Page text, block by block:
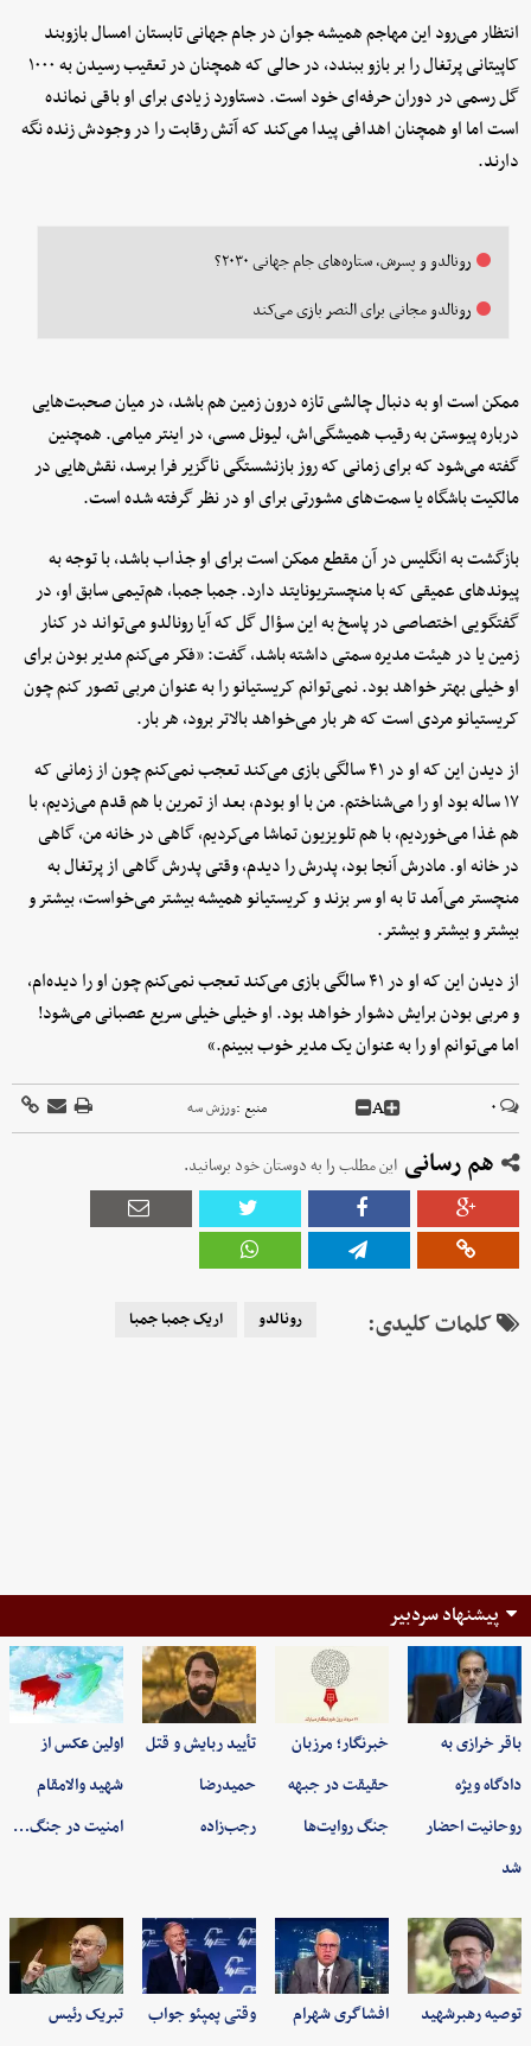
انتظار می‌رود این مهاجم همیشه‌ جوان در جام جهانی تابستان امسال بازوبند
کاپیتانی پرتغال را بر بازو ببندد، در حالی که همچنان در تعقیب رسیدن به ۱۰۰۰
گل رسمی در دوران حرفه‌ای خود است. دستاورد زیادی برای او باقی نمانده
است اما او همچنان اهدافی پیدا می‌کند که آتش رقابت را در وجودش زنده نگه
دارند.
رونالدو و پسرش، ستاره‌های جام جهانی ۲۰۳۰؟
رونالدو مجانی برای النصر بازی می‌کند
ممکن است او به دنبال چالشی تازه درون زمین هم باشد، در میان صحبت‌هایی
درباره پیوستن به رقیب همیشگی‌اش، لیونل مسی، در اینتر میامی. همچنین
گفته می‌شود که برای زمانی که روز بازنشستگی ناگزیر فرا برسد، نقش‌هایی در
مالکیت باشگاه یا سمت‌های مشورتی برای او در نظر گرفته شده است.
بازگشت به انگلیس در آن مقطع ممکن است برای او جذاب باشد، با توجه به
پیوندهای عمیقی که با منچستریونایتد دارد. جمبا جمبا، هم‌تیمی سابق او، در
گفتگویی اختصاصی در پاسخ به این سؤال گل که آیا رونالدو می‌تواند در کنار
زمین یا در هیئت‌ مدیره سمتی داشته باشد، گفت: «فکر می‌کنم مدیر بودن برای
او خیلی بهتر خواهد بود. نمی‌توانم کریستیانو را به‌ عنوان مربی تصور کنم چون
کریستیانو مردی است که هر بار می‌خواهد بالاتر برود، هر بار.
از دیدن این که او در ۴۱ سالگی بازی می‌کند تعجب نمی‌کنم چون از زمانی که
۱۷ ساله بود او را می‌شناختم. من با او بودم، بعد از تمرین با هم قدم می‌زدیم، با
هم غذا می‌خوردیم، با هم تلویزیون تماشا می‌کردیم، گاهی در خانه من، گاهی
در خانه او. مادرش آنجا بود، پدرش را دیدم، وقتی پدرش گاهی از پرتغال به
منچستر می‌آمد تا به او سر بزند و کریستیانو همیشه بیشتر می‌خواست، بیشتر و
بیشتر و بیشتر و بیشتر.
از دیدن این که او در ۴۱ سالگی بازی می‌کند تعجب نمی‌کنم چون او را دیده‌ام،
و مربی بودن برایش دشوار خواهد بود. او خیلی خیلی سریع عصبانی می‌شود!
اما می‌توانم او را به‌ عنوان یک مدیر خوب ببینم.»
۰ A منبع :ورزش سه
هم رسانی این مطلب را به دوستان خود برسانید.
کلمات کلیدی: رونالدو اریک جمبا جمبا
پیشنهاد سردبیر
باقر خرازی به
دادگاه ویژه
روحانیت احضار
شد
خبرنگار؛ مرزبان
حقیقت در جبهه
جنگ روایت‌ها
تأیید ربایش و قتل
حمیدرضا
رجب‌زاده
اولین عکس از
شهید والامقام
امنیت در جنگ…
توصیه رهبرشهید
افشاگری شهرام
وقتی پمپئو جواب
تبریک رئیس